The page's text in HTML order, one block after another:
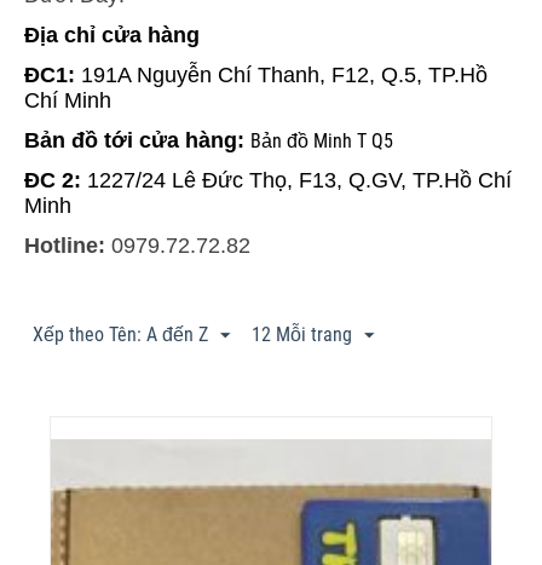
Địa chỉ cửa hàng
ĐC1: 191A Nguyễn Chí Thanh, F12, Q.5, TP.Hồ
Chí Minh
Bản đồ tới cửa hàng: Bản đồ Minh T Q5
ĐC 2: 1227/24 Lê Đức Thọ, F13, Q.GV, TP.Hồ Chí
Minh
Hotline: 0979.72.72.82
Xếp theo Tên: A đến Z 12 Mỗi trang